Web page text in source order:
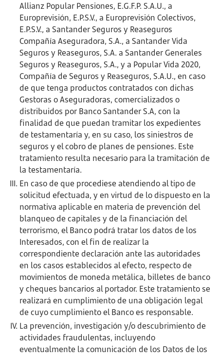
Allianz Popular Pensiones, E.G.F.P. S.A.U., a
Europrevisión, E.P.S.V., a Europrevisión Colectivos,
E.P.S.V., a Santander Seguros y Reaseguros
Compañía Aseguradora, S.A., a Santander Vida
Seguros y Reaseguros, S.A. a Santander Generales
Seguros y Reaseguros, S.A., y a Popular Vida 2020,
Compañía de Seguros y Reaseguros, S.A.U., en caso
de que tenga productos contratados con dichas
Gestoras o Aseguradoras, comercializados o
distribuidos por Banco Santander S.A, con la
finalidad de que puedan tramitar los expedientes
de testamentaría y, en su caso, los siniestros de
seguros y el cobro de planes de pensiones. Este
tratamiento resulta necesario para la tramitación de
la testamentaría.
En caso de que procediese atendiendo al tipo de
solicitud efectuada, y en virtud de lo dispuesto en la
normativa aplicable en materia de prevención del
blanqueo de capitales y de la financiación del
terrorismo, el Banco podrá tratar los datos de los
Interesados, con el fin de realizar la
correspondiente declaración ante las autoridades
en los casos establecidos al efecto, respecto de
movimientos de moneda metálica, billetes de banco
y cheques bancarios al portador. Este tratamiento se
realizará en cumplimiento de una obligación legal
de cuyo cumplimiento el Banco es responsable.
La prevención, investigación y/o descubrimiento de
actividades fraudulentas, incluyendo
eventualmente la comunicación de los Datos de los